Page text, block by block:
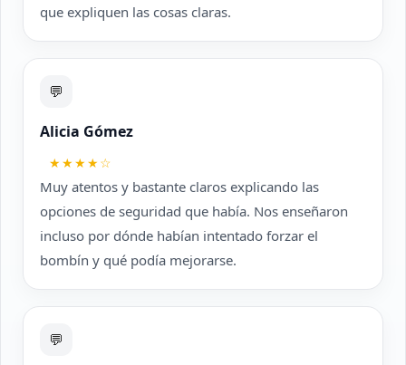
que expliquen las cosas claras.
💬
Alicia Gómez
★★★★☆
Muy atentos y bastante claros explicando las
opciones de seguridad que había. Nos enseñaron
incluso por dónde habían intentado forzar el
bombín y qué podía mejorarse.
💬